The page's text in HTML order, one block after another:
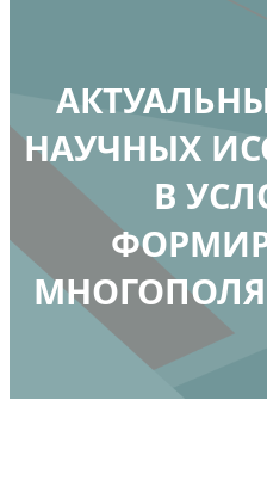
НАУЧНЫХ
В